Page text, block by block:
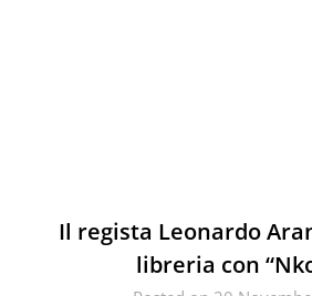
Il regista Leonardo
libreria con